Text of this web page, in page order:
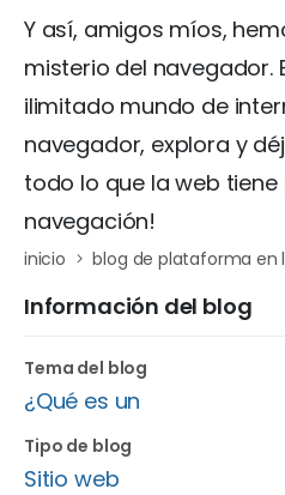
Y así, amigos míos,
misterio del navegador.
ilimitado mundo de
navegador, explora y
todo lo que la web tiene
navegación!
inicio blog de plataforma en
Información del blog
Tema del blog
¿Qué es un
Tipo de blog
Sitio web